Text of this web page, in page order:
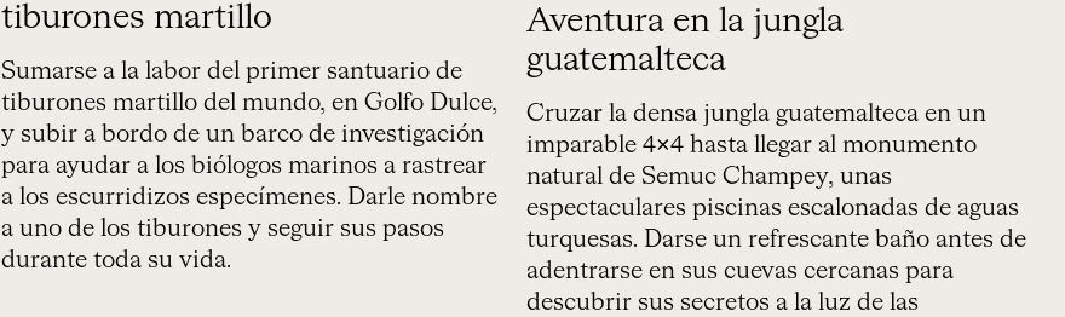
tiburones martillo
Sumarse a la labor del primer santuario de
tiburones martillo del mundo, en Golfo Dulce,
y subir a bordo de un barco de investigación
para ayudar a los biólogos marinos a rastrear
a los escurridizos especímenes. Darle nombre
a uno de los tiburones y seguir sus pasos
durante toda su vida.
Aventura en la jungla
guatemalteca
Cruzar la densa jungla guatemalteca en un
imparable 4×4 hasta llegar al monumento
natural de Semuc Champey, unas
espectaculares piscinas escalonadas de aguas
turquesas. Darse un refrescante baño antes de
adentrarse en sus cuevas cercanas para
descubrir sus secretos a la luz de las